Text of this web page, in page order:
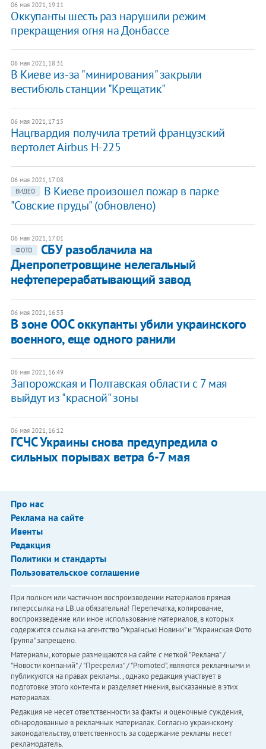
06 мая 2021, 19:11
Оккупанты шесть раз нарушили режим
прекращения огня на Донбассе
06 мая 2021, 18:31
В Киеве из-за "минирования" закрыли
вестибюль станции "Крещатик"
06 мая 2021, 17:15
Нацгвардия получила третий французский
вертолет Airbus Н-225
06 мая 2021, 17:08
ВИДЕО
В Киеве произошел пожар в парке
"Совские пруды" (обновлено)
06 мая 2021, 17:01
ФОТО
СБУ разоблачила на
Днепропетровщине нелегальный
нефтеперерабатывающий завод
06 мая 2021, 16:53
В зоне ООС оккупанты убили украинского
военного, еще одного ранили
06 мая 2021, 16:49
Запорожская и Полтавская области с 7 мая
выйдут из "красной" зоны
06 мая 2021, 16:12
ГСЧС Украины снова предупредила о
сильных порывах ветра 6-7 мая
Про нас
Реклама на сайте
Ивенты
Редакция
Политики и стандарты
Пользовательское соглашение
При полном или частичном воспроизведении материалов прямая
гиперссылка на LB.ua обязательна! Перепечатка, копирование,
воспроизведение или иное использование материалов, в которых
содержится ссылка на агентство "Українськi Новини" и "Украинская Фото
Группа" запрещено.
Материалы, которые размещаются на сайте с меткой "Реклама" /
"Новости компаний" / "Пресрелиз" / "Promoted", являются рекламными и
публикуются на правах рекламы. , однако редакция участвует в
подготовке этого контента и разделяет мнения, высказанные в этих
материалах.
Редакция не несет ответственности за факты и оценочные суждения,
обнародованные в рекламных материалах. Согласно украинскому
законодательству, ответственность за содержание рекламы несет
рекламодатель.